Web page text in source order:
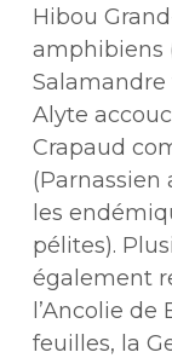
Hibou
amphibiens
Salamandre
Alyte
Crapaud
les
pélites).
également
l’Ancolie de
feuilles, la